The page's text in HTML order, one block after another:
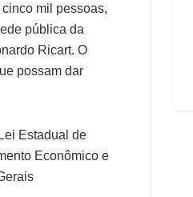
mil pessoas,
pública da
Ricart. O
possam dar
Estadual de
Econômico e